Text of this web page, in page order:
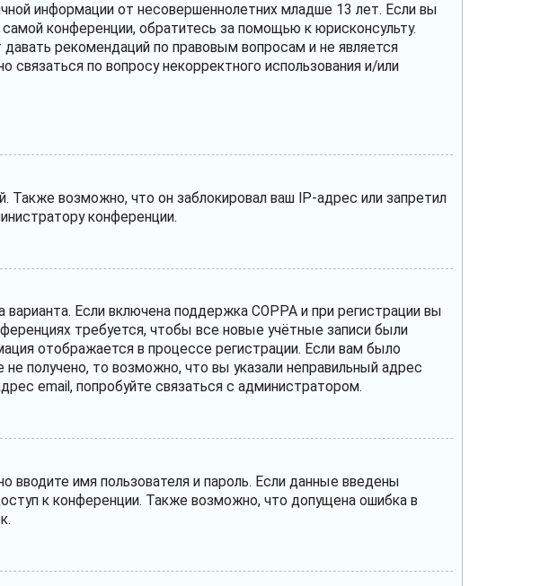
информации от несовершеннолетних младше 13 лет. Если вы
конференции, обратитесь за помощью к юрисконсульту.
рекомендаций по правовым вопросам и не является
по вопросу некорректного использования и/или
возможно, что он заблокировал ваш IP-адрес или запретил
конференции.
Если включена поддержка COPPA и при регистрации вы
требуется, чтобы все новые учётные записи были
отображается в процессе регистрации. Если вам было
получено, то возможно, что вы указали неправильный адрес
email, попробуйте связаться с администратором.
имя пользователя и пароль. Если данные введены
к конференции. Также возможно, что допущена ошибка в